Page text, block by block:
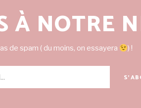
À NOTRE
de spam ( du moins, on essayera ) !